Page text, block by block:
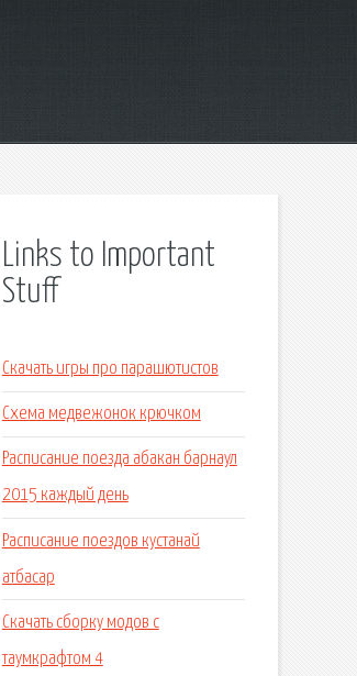
Links to Important
Stuff
Скачать игры про парашютистов
Схема медвежонок крючком
Расписание поезда абакан барнаул
2015 каждый день
Расписание поездов кустанай
атбасар
Скачать сборку модов с
таумкрафтом 4